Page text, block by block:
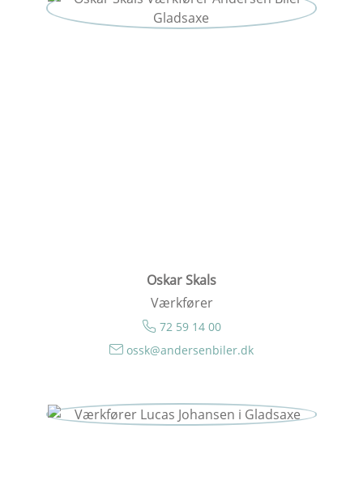
Oskar Skals
Værkfører
72 59 14 00
ossk@andersenbiler.dk